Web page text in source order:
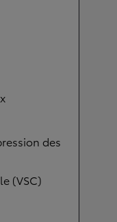
des
(VSC)